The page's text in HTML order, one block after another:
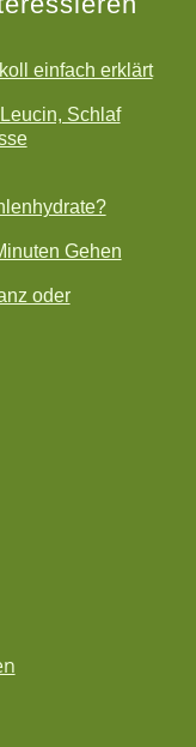
einfach erklärt
Schlaf
Gehen
oder